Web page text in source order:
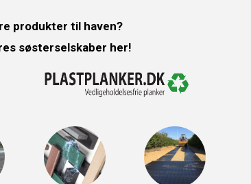
produkter til haven?
søsterselskaber her!